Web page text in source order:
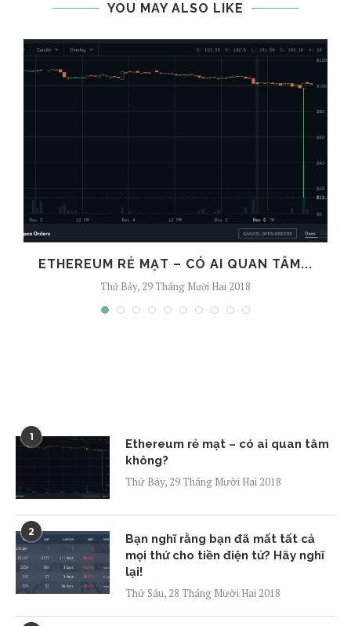
YOU MAY ALSO LIKE
ETHEREUM RẺ MẠT – CÓ AI QUAN TÂM...
Thứ Bảy, 29 Tháng Mười Hai 2018
1
Ethereum rẻ mạt – có ai quan tâm
không?
Thứ Bảy, 29 Tháng Mười Hai 2018
2
Bạn nghĩ rằng bạn đã mất tất cả
mọi thứ cho tiền điện tử? Hãy nghĩ
lại!
Thứ Sáu, 28 Tháng Mười Hai 2018